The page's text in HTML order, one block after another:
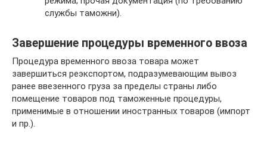
службы таможни).
Завершение процедуры временного ввоза
Процедура временного ввоза товара может
завершиться реэкспортом, подразумевающим вывоз
ранее ввезенного груза за пределы страны либо
помещение товаров под таможенные процедуры,
применимые в отношении иностранных товаров (импорт
и пр.).